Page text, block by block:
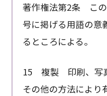
著作権法第2条 こ
号に掲げる用語の意
るところによる。
15 複製 印刷、写
その他の方法により